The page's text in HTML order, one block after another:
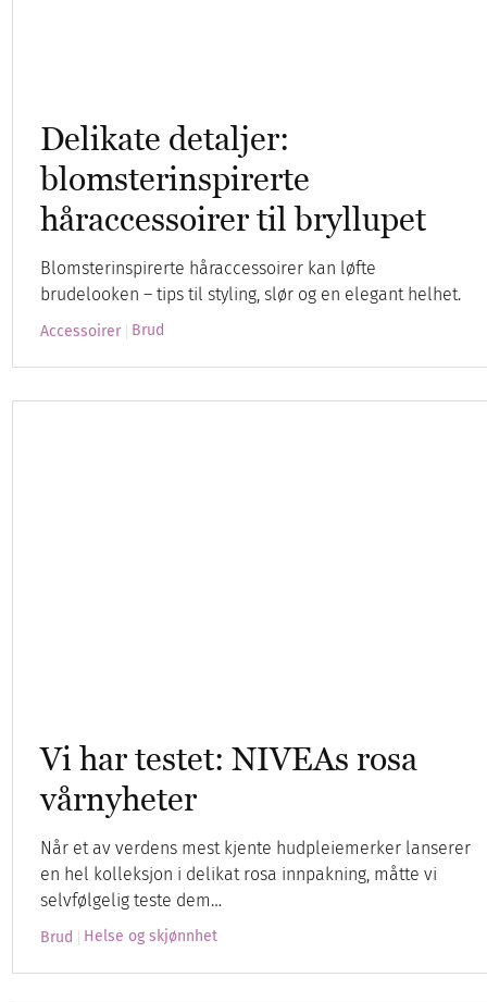
Delikate detaljer:
blomsterinspirerte
håraccessoirer til bryllupet
Blomsterinspirerte håraccessoirer kan løfte
brudelooken – tips til styling, slør og en elegant helhet.
Accessoirer Brud
Vi har testet: NIVEAs rosa
vårnyheter
Når et av verdens mest kjente hudpleiemerker lanserer
en hel kolleksjon i delikat rosa innpakning, måtte vi
selvfølgelig teste dem…
Brud Helse og skjønnhet